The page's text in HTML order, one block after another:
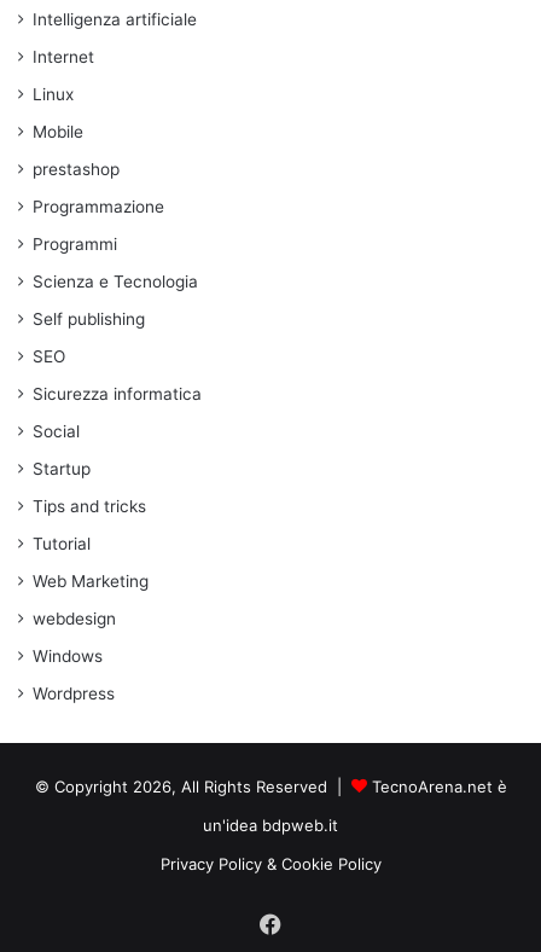
Intelligenza artificiale
Internet
Linux
Mobile
prestashop
Programmazione
Programmi
Scienza e Tecnologia
Self publishing
SEO
Sicurezza informatica
Social
Startup
Tips and tricks
Tutorial
Web Marketing
webdesign
Windows
Wordpress
© Copyright 2026, All Rights Reserved |
TecnoArena.net è
un'idea bdpweb.it
Privacy Policy & Cookie Policy